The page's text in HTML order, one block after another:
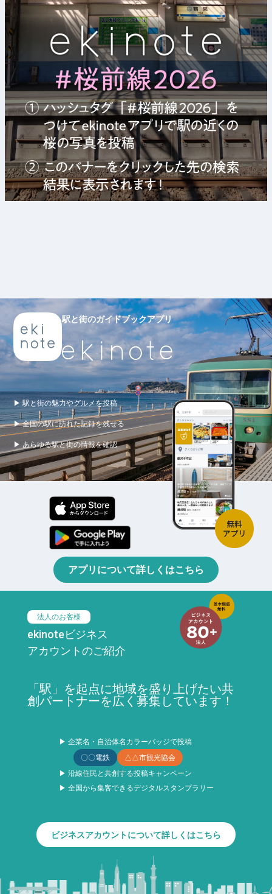
駅と街のガイドブックアプリ
▶ 駅と街の魅力やグルメを投稿
▶ 全国の駅に訪れた記録を残せる
▶ あらゆる駅と街の情報を確認
アプリについて詳しくはこちら
法人のお客様
ekinoteビジネス
アカウントのご紹介
「駅」を起点に地域を盛り上げたい共
創パートナーを広く募集しています！
▶ 企業名・自治体名カラーバッジで投稿
〇〇電鉄
△△市観光協会
▶ 沿線住民と共創する投稿キャンペーン
▶ 全国から集客できるデジタルスタンプラリー
ビジネスアカウントについて詳しくはこちら